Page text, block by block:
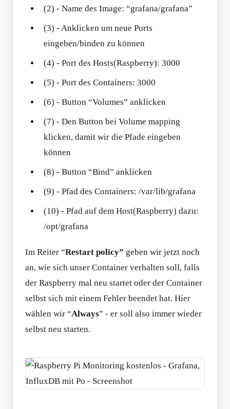
(2) - Name des Image: “grafana/grafana”
(3) - Anklicken um neue Ports
eingeben/binden zu können
(4) - Port des Hosts(Raspberry): 3000
(5) - Port des Containers: 3000
(6) - Button “Volumes” anklicken
(7) - Den Button bei Volume mapping
klicken, damit wir die Pfade eingeben
können
(8) - Button “Bind” anklicken
(9) - Pfad des Containers: /var/lib/grafana
(10) - Pfad auf dem Host(Raspberry) dazu:
/opt/grafana
Im Reiter “Restart policy” geben wir jetzt noch
an, wie sich unser Container verhalten soll, falls
der Raspberry mal neu startet oder der Container
selbst sich mit einem Fehler beendet hat. Hier
wählen wir “Always” - er soll also immer wieder
selbst neu starten.